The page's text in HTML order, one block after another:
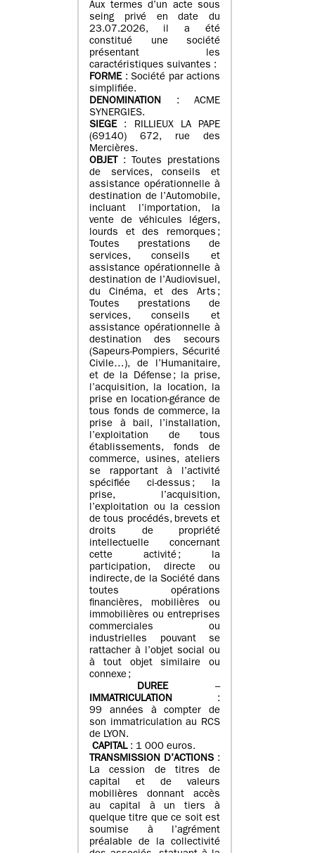
Aux termes d’un acte sous
seing privé en date du
23.07.2026, il a été
constitué une société
présentant les
caractéristiques suivantes :
FORME: Société par actions
simplifiée.
DENOMINATION : ACME
SYNERGIES.
SIEGE: RILLIEUX LA PAPE
(69140) 672, rue des
Mercières.
OBJET
: Toutes prestations
de services, conseils et
assistance opérationnelle à
destination de l’Automobile,
incluant l’importation, la
vente de véhicules légers,
lourds et des remorques ;
Toutes prestations de
services, conseils et
assistance opérationnelle à
destination de l’Audiovisuel,
du Cinéma, et des Arts ;
Toutes prestations de
services, conseils et
assistance opérationnelle à
destination des secours
(Sapeurs-Pompiers, Sécurité
Civile…), de l’Humanitaire,
et de la Défense ; la prise,
l’acquisition, la location, la
prise en location-gérance de
tous fonds de commerce, la
prise à bail, l’installation,
l’exploitation de tous
établissements, fonds de
commerce, usines, ateliers
se rapportant à l’activité
spécifiée ci-dessus ; la
prise, l’acquisition,
l’exploitation ou la cession
de tous procédés, brevets et
droits de propriété
intellectuelle concernant
cette activité ; la
participation, directe ou
indirecte, de la Société dans
toutes opérations
financières, mobilières ou
immobilières ou entreprises
commerciales ou
industrielles pouvant se
rattacher à l’objet social ou
à tout objet similaire ou
connexe ;
DUREE–
IMMATRICULATION :
99 années à compter de
son immatriculation au RCS
de LYON.
CAPITAL: 1 000 euros.
TRANSMISSION D’ACTIONS :
La cession de titres de
capital et de valeurs
mobilières donnant accès
au capital à un tiers à
quelque titre que ce soit est
soumise à l’agrément
préalable de la collectivité